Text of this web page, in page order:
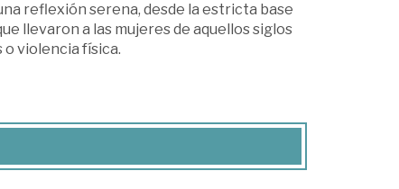
reflexión serena, desde la estricta base
llevaron a las mujeres de aquellos siglos
violencia física.